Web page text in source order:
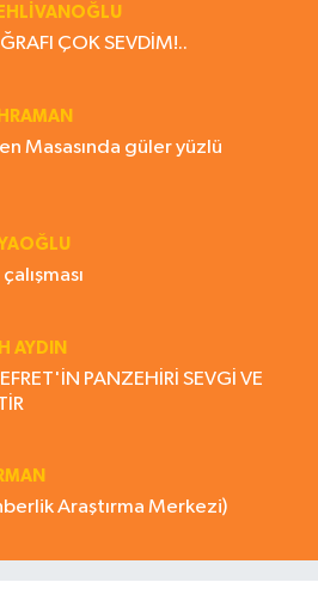
ÇOK SEVDİM!..
Masasında güler yüzlü
AYDIN
PANZEHİRİ SEVGİ VE
RAM (Rehberlik Araştırma Merkezi)